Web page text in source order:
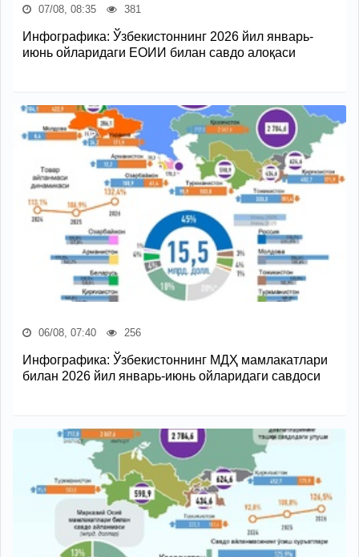
07/08, 08:35 381
Инфографика: Ўзбекистоннинг 2026 йил январь-
июнь ойларидаги ЕОИИ билан савдо алоқаси
06/08, 07:40 256
Инфографика: Ўзбекистоннинг МДҲ мамлакатлари
билан 2026 йил январь-июнь ойларидаги савдоси